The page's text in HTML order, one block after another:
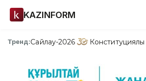
KAZINFORM
Тренд:Сайлау-2026